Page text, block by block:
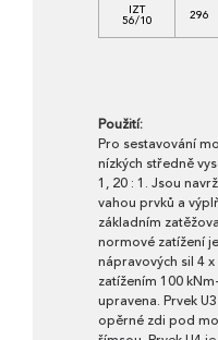
IZT
56/10 296
Použití:
Pro sestavování
nízkých středně
1, 20 : 1. Jsou
vahou prvků a
základním
normové zatížení
nápravových sil 4
zatížením 100
upravena. Prvek
opěrné zdi pod